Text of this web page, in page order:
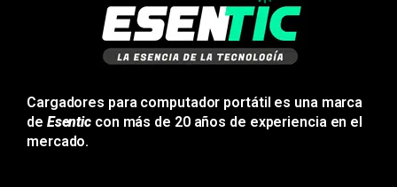
Cargadores para computador portátil es una marca
de Esentic con más de 20 años de experiencia en el
mercado.